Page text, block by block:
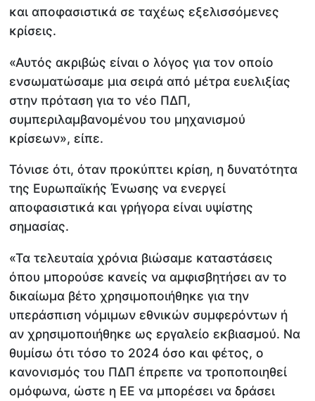
και αποφασιστικά σε ταχέως εξελισσόμενες
κρίσεις.
«Αυτός ακριβώς είναι ο λόγος για τον οποίο
ενσωματώσαμε μια σειρά από μέτρα ευελιξίας
στην πρόταση για το νέο ΠΔΠ,
συμπεριλαμβανομένου του μηχανισμού
κρίσεων», είπε.
Τόνισε ότι, όταν προκύπτει κρίση, η δυνατότητα
της Ευρωπαϊκής Ένωσης να ενεργεί
αποφασιστικά και γρήγορα είναι υψίστης
σημασίας.
«Τα τελευταία χρόνια βιώσαμε καταστάσεις
όπου μπορούσε κανείς να αμφισβητήσει αν το
δικαίωμα βέτο χρησιμοποιήθηκε για την
υπεράσπιση νόμιμων εθνικών συμφερόντων ή
αν χρησιμοποιήθηκε ως εργαλείο εκβιασμού. Να
θυμίσω ότι τόσο το 2024 όσο και φέτος, ο
κανονισμός του ΠΔΠ έπρεπε να τροποποιηθεί
ομόφωνα, ώστε η ΕΕ να μπορέσει να δράσει